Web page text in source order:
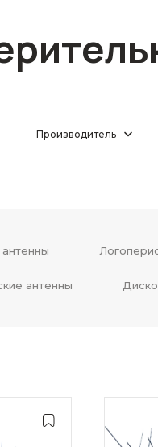
Производитель
антенны